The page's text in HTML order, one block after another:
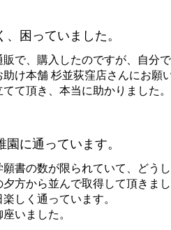
、困っていました。
で、購入したのですが、自分
け本舗 杉並荻窪店さんにお願
て頂き、本当に助かりました。
に通っています。
書の数が限られていて、どう
方から並んで取得して頂きまし
しく通っています。
いました。